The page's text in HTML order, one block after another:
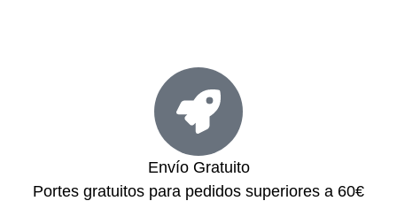
Envío Gratuito
Portes gratuitos para pedidos superiores a 60€